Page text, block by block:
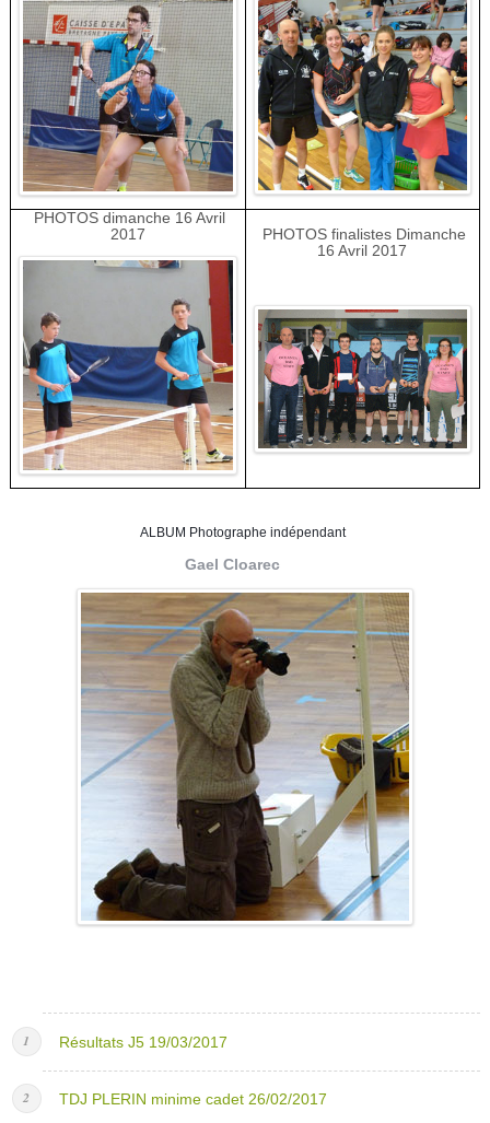
PHOTOS dimanche 16 Avril
2017
PHOTOS finalistes Dimanche
16 Avril 2017
ALBUM Photographe indépendant
Gael Cloarec
Résultats J5 19/03/2017
TDJ PLERIN minime cadet 26/02/2017